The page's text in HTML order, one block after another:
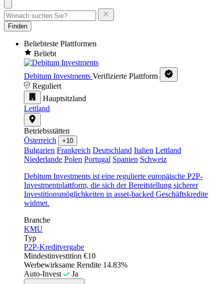
Finden
Beliebteste Plattformen
Beliebt
Debitum Investments Verifizierte Plattform
Reguliert
Hauptsitzland
Lettland
Betriebsstätten
Österreich
+10
Bulgarien Frankreich Deutschland Italien Lettland
Niederlande Polen Portugal Spanien Schweiz
Debitum Investments ist eine regulierte europäische P2P-
Investmentplattform, die sich der Bereitstellung sicherer
Investitionsmöglichkeiten in asset-backed Geschäftskredite
widmet.
Branche
KMU
Typ
P2P-Kreditvergabe
Mindestinvestition €10
Werbewirksame Rendite 14.83%
Auto-Invest
Ja